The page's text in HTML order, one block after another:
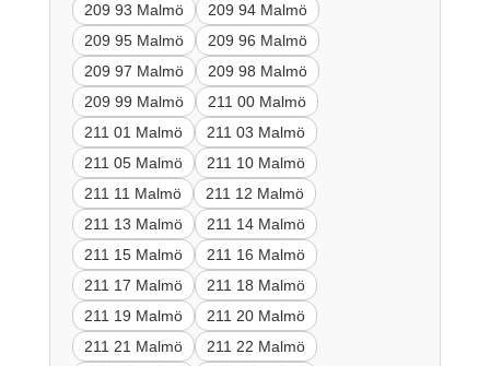
209 93 Malmö
209 94 Malmö
209 95 Malmö
209 96 Malmö
209 97 Malmö
209 98 Malmö
209 99 Malmö
211 00 Malmö
211 01 Malmö
211 03 Malmö
211 05 Malmö
211 10 Malmö
211 11 Malmö
211 12 Malmö
211 13 Malmö
211 14 Malmö
211 15 Malmö
211 16 Malmö
211 17 Malmö
211 18 Malmö
211 19 Malmö
211 20 Malmö
211 21 Malmö
211 22 Malmö